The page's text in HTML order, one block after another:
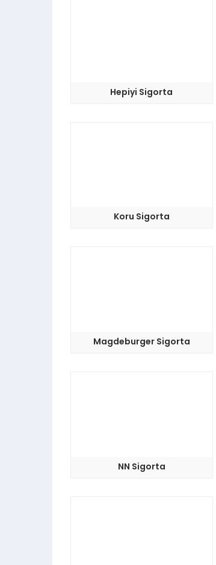
Hepiyi Sigorta
Koru Sigorta
Magdeburger Sigorta
NN Sigorta